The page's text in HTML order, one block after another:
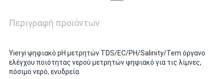
Περιγραφή προϊόντων
Yieryi ψηφιακό pH μετρητών TDS/EC/PH/Salinity/Tem όργανο
ελέγχου ποιότητας νερού μετρητών ψηφιακό για τις λίμνες,
πόσιμο νερό, ενυδρεία